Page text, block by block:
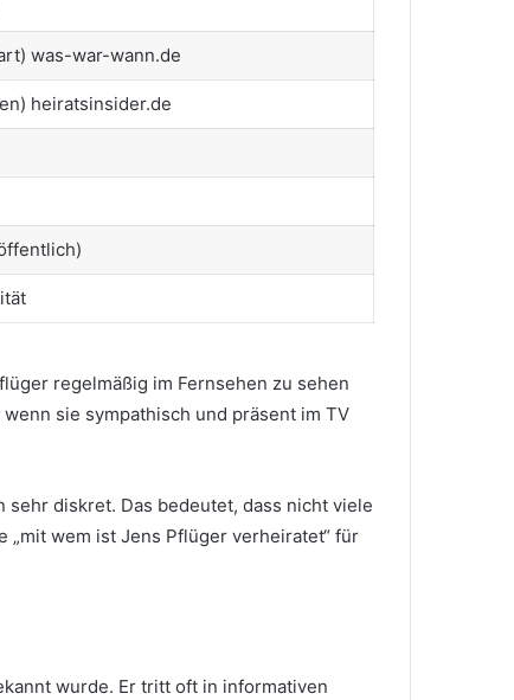
was-war-wann.de
heiratsinsider.de
regelmäßig im Fernsehen zu sehen
sie sympathisch und präsent im TV
diskret. Das bedeutet, dass nicht viele
wem ist Jens Pflüger verheiratet“ für
wurde. Er tritt oft in informativen